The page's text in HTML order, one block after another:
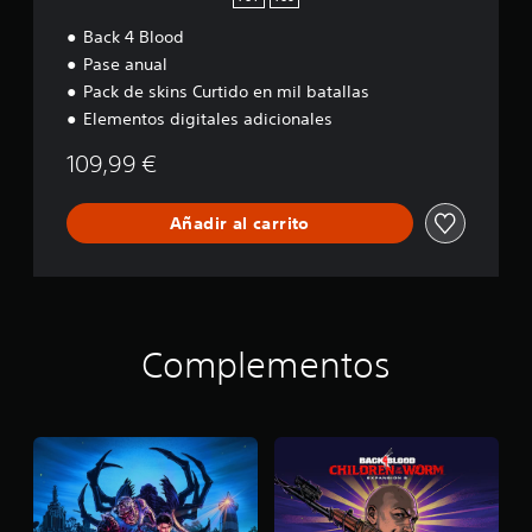
Back 4 Blood
Pase anual
Pack de skins Curtido en mil batallas
Elementos digitales adicionales
109,99 €
Añadir al carrito
Complementos